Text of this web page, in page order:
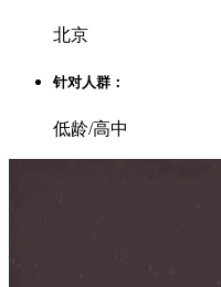
北京
针对人群：
低龄/高中